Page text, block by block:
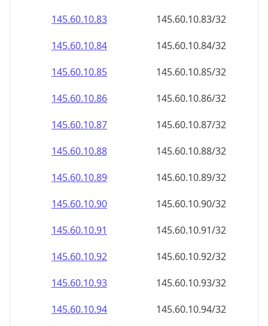
145.60.10.83
145.60.10.83/32
145.60.10.84
145.60.10.84/32
145.60.10.85
145.60.10.85/32
145.60.10.86
145.60.10.86/32
145.60.10.87
145.60.10.87/32
145.60.10.88
145.60.10.88/32
145.60.10.89
145.60.10.89/32
145.60.10.90
145.60.10.90/32
145.60.10.91
145.60.10.91/32
145.60.10.92
145.60.10.92/32
145.60.10.93
145.60.10.93/32
145.60.10.94
145.60.10.94/32